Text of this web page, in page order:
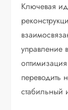
Ключевая
управление
переводить
стабильный